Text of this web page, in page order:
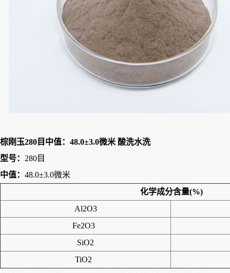
棕刚玉280目中值：48.0±3.0微米 酸洗水洗
型号： 280目
中值： 48.0±3.0微米
化学成分含量(%)
Al2O3
Fe2O3
SiO2
TiO2